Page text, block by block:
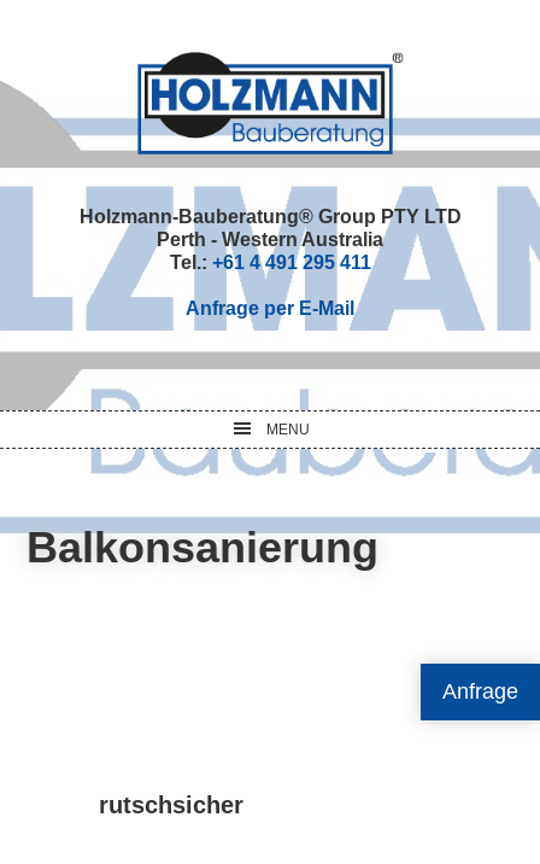
Anfrage
primary
navigation
main
content
primary
sidebar
footer
Holzmann-Bauberatung® Group PTY LTD
Perth - Western Australia
Tel.: +61 4 491 295 411
Anfrage per E-Mail
MENU
Balkonsanierung
rutschsicher